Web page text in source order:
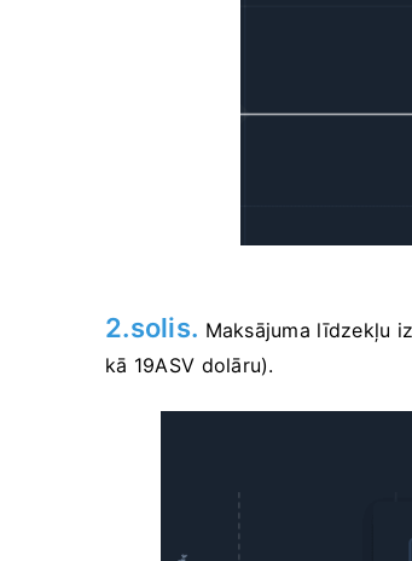
2.solis. Maksājuma līdzekļu
kā 19ASV dolāru).